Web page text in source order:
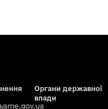
Органи державної
влади